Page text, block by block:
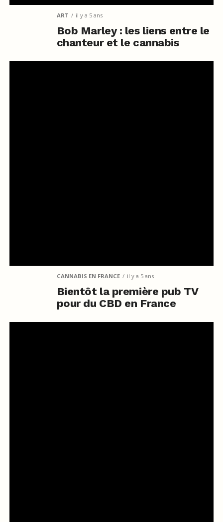
ART il y a 5 ans
Bob Marley : les liens entre le
chanteur et le cannabis
CANNABIS EN FRANCE il y a 5 ans
Bientôt la première pub TV
pour du CBD en France